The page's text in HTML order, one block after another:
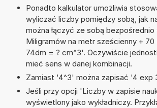
Ponadto kalkulator umożliwia
wyliczać liczby pomiędzy sobą, jak
można łączyć ze sobą
Miligramów na metr sześcienny +
74dm = ? cm^3'. Oczywiście
mieć sens w danej kombinacji.
Zamiast '4^3' można zapisać '4 exp
Jeśli przy opcji 'Liczby w zapisie
wyświetlony jako wykładniczy.